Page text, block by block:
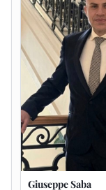
Giuseppe Saba